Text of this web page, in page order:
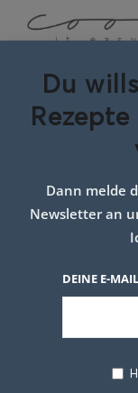
Du
Dann melde
Newsletter an
DEINE E-